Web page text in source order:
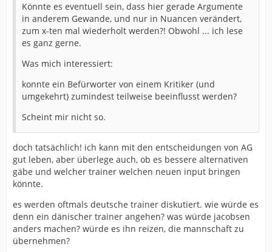
Könnte es eventuell sein, dass hier gerade Argumente
in anderem Gewande, und nur in Nuancen verändert,
zum x-ten mal wiederholt werden?! Obwohl ... ich lese
es ganz gerne.
Was mich interessiert:
konnte ein Befürworter von einem Kritiker (und
umgekehrt) zumindest teilweise beeinflusst werden?
Scheint mir nicht so.
doch tatsächlich! ich kann mit den entscheidungen von AG
gut leben, aber überlege auch, ob es bessere alternativen
gäbe und welcher trainer welchen neuen input bringen
könnte.
es werden oftmals deutsche trainer diskutiert. wie würde es
denn ein dänischer trainer angehen? was würde jacobsen
anders machen? würde es ihn reizen, die mannschaft zu
übernehmen?